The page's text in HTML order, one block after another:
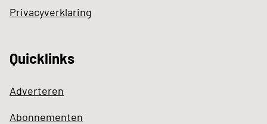
Privacyverklaring
Quicklinks
Adverteren
Abonnementen